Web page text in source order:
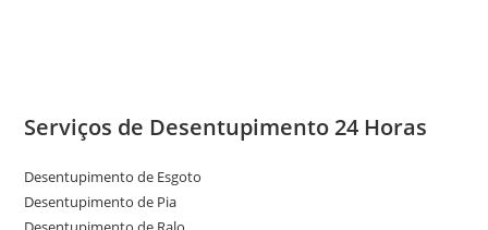
Serviços de Desentupimento 24 Horas
Desentupimento de Esgoto
Desentupimento de Pia